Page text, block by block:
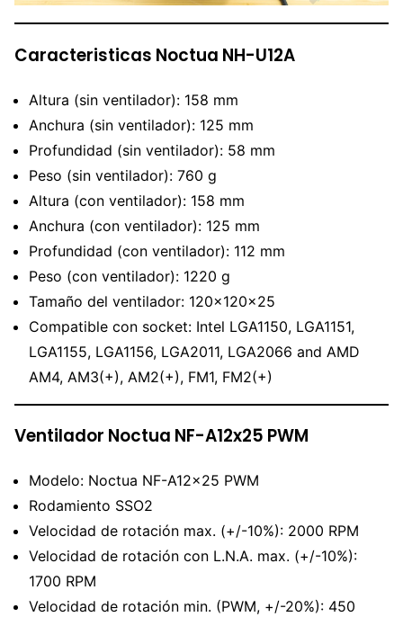
Caracteristicas Noctua NH-U12A
Altura (sin ventilador): 158 mm
Anchura (sin ventilador): 125 mm
Profundidad (sin ventilador): 58 mm
Peso (sin ventilador): 760 g
Altura (con ventilador): 158 mm
Anchura (con ventilador): 125 mm
Profundidad (con ventilador): 112 mm
Peso (con ventilador): 1220 g
Tamaño del ventilador: 120x120x25
Compatible con socket: Intel LGA1150, LGA1151,
LGA1155, LGA1156, LGA2011, LGA2066 and AMD
AM4, AM3(+), AM2(+), FM1, FM2(+)
Ventilador Noctua NF-A12x25 PWM
Modelo: Noctua NF-A12x25 PWM
Rodamiento SSO2
Velocidad de rotación max. (+/-10%): 2000 RPM
Velocidad de rotación con L.N.A. max. (+/-10%):
1700 RPM
Velocidad de rotación min. (PWM, +/-20%): 450